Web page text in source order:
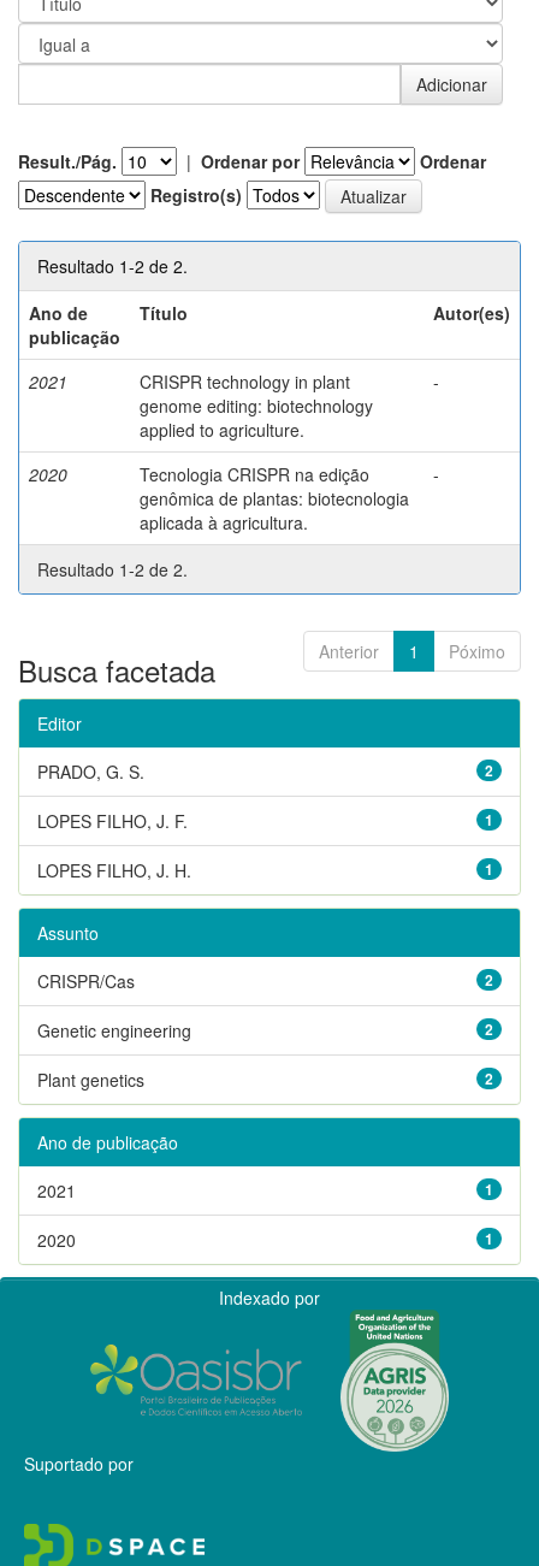
Result./Pág. | Ordenar por
Ordenar
Registro(s)
Resultado 1-2 de 2.
Ano de
publicação
Título Autor(es)
2021
CRISPR technology in plant
genome editing: biotechnology
applied to agriculture.
-
2020
Tecnologia CRISPR na edição
genômica de plantas: biotecnologia
aplicada à agricultura.
-
Resultado 1-2 de 2.
Anterior 1 Póximo
Busca facetada
Editor
2
PRADO, G. S.
1
LOPES FILHO, J. F.
1
LOPES FILHO, J. H.
Assunto
2
CRISPR/Cas
2
Genetic engineering
2
Plant genetics
Ano de publicação
1
2021
1
2020
Indexado por
Suportado por